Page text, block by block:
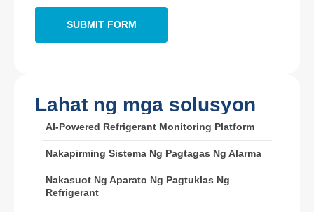
Lahat ng mga solusyon
AI-Powered Refrigerant Monitoring Platform
Nakapirming Sistema Ng Pagtagas Ng Alarma
Nakasuot Ng Aparato Ng Pagtuklas Ng
Refrigerant
Whatsapp
WeChat Whatsapp
Mainit na produkto